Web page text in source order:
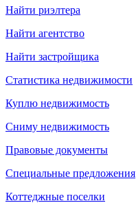
Найти риэлтера
Найти агентство
Найти застройщика
Статистика недвижимости
Куплю недвижимость
Сниму недвижимость
Правовые документы
Специальные предложения
Коттеджные поселки